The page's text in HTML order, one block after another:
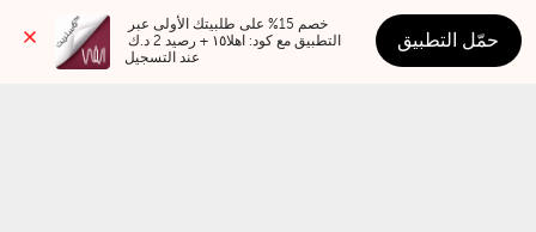
عند التسجيل
حمّل التطبيق